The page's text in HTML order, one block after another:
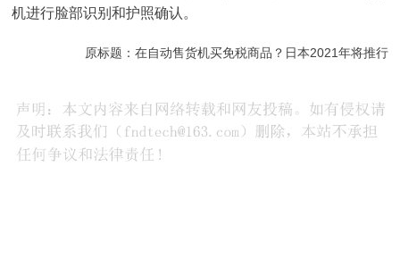
机进行脸部识别和护照确认。
原标题：在自动售货机买免税商品？日本2021年将推行